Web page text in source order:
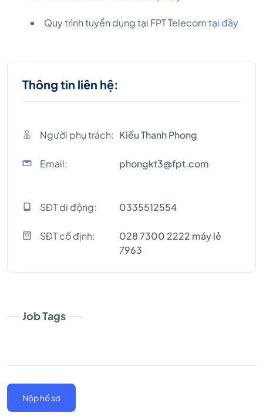
Quy trình tuyển dụng tại FPT Telecomtại đây
Thông tin liên hệ:
Người phụ trách: Kiều Thanh Phong
Email: phongkt3@fpt.com
SĐT di động: 0335512554
SĐT cố định:
028 7300 2222 máy lẻ
7963
Job Tags
Nộp hồ sơ